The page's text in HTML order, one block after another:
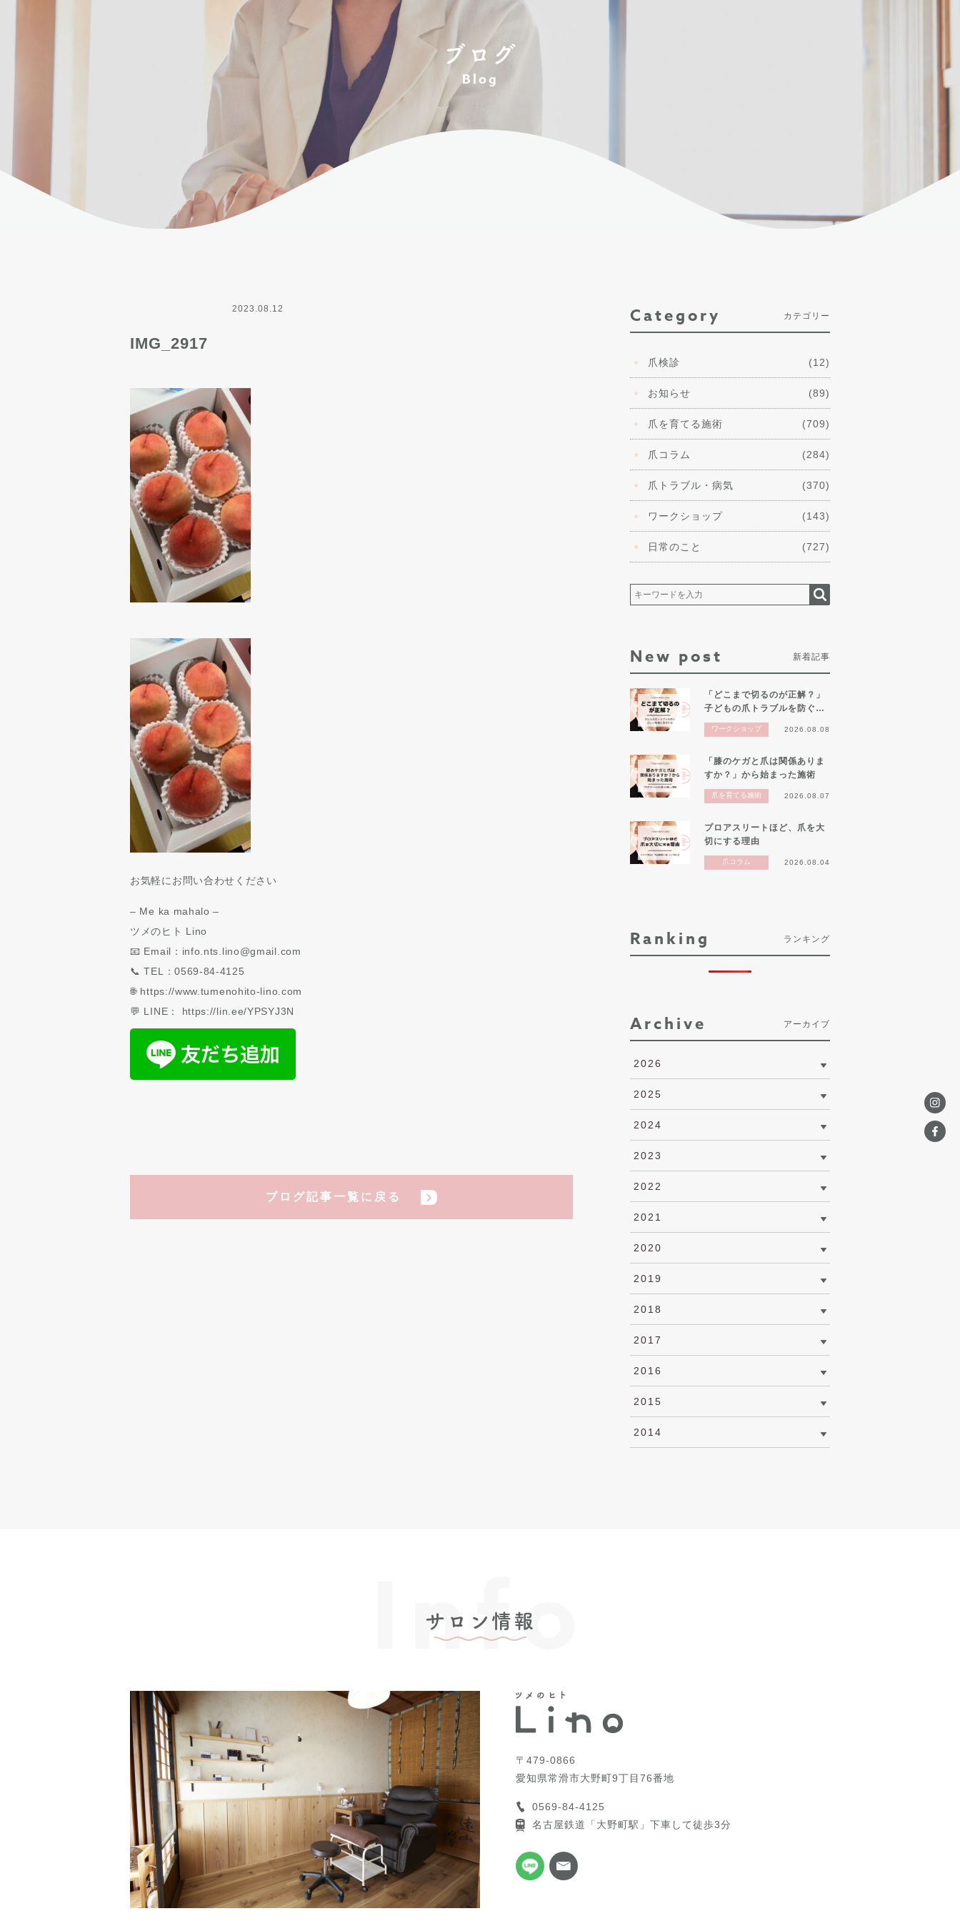
ブログ
Blog
2023.08.12
IMG_2917
お気軽にお問い合わせください
– Me ka mahalo –
ツメのヒト Lino
📧 Email：info.nts.lino@gmail.com
📞 TEL：0569-84-4125
🌐 https://www.tumenohito-lino.com
💬 LINE： https://lin.ee/YPSYJ3N
ブログ記事一覧に戻る
Category カテゴリー
爪検診 (12)
お知らせ (89)
爪を育てる施術 (709)
爪コラム (284)
爪トラブル・病気 (370)
ワークショップ (143)
日常のこと (727)
New post 新着記事
「どこまで切るのが正解？」
子どもの爪トラブルを防ぐ…
ワークショップ 2026.08.08
「膝のケガと爪は関係ありま
すか？」から始まった施術
爪を育てる施術 2026.08.07
プロアスリートほど、爪を大
切にする理由
爪コラム 2026.08.04
Ranking ランキング
Archive アーカイブ
2026
2025
2024
2023
2022
2021
2020
2019
2018
2017
2016
2015
2014
サロン情報
Info
〒479-0866
愛知県常滑市大野町9丁目76番地
0569-84-4125
名古屋鉄道「大野町駅」下車して徒歩3分